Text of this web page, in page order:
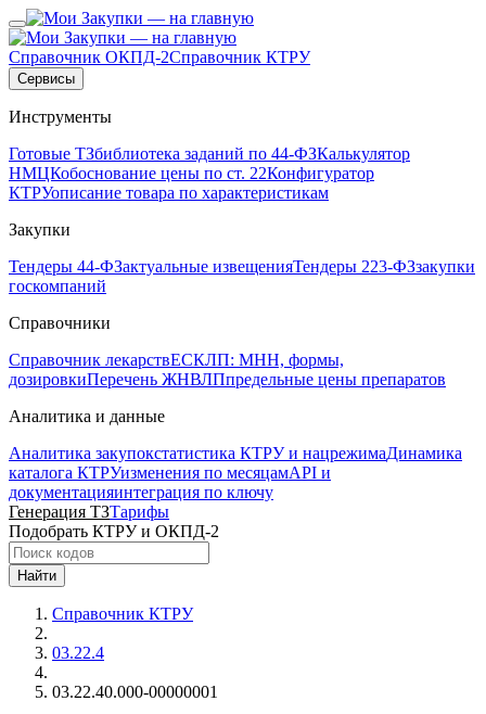
Справочник ОКПД-2Справочник КТРУ
Сервисы
Инструменты
Готовые ТЗбиблиотека заданий по 44-ФЗКалькулятор
НМЦКобоснование цены по ст. 22Конфигуратор
КТРУописание товара по характеристикам
Закупки
Тендеры 44-ФЗактуальные извещенияТендеры 223-ФЗзакупки
госкомпаний
Справочники
Справочник лекарствЕСКЛП: МНН, формы,
дозировкиПеречень ЖНВЛПпредельные цены препаратов
Аналитика и данные
Аналитика закупокстатистика КТРУ и нацрежимаДинамика
каталога КТРУизменения по месяцамAPI и
документацияинтеграция по ключу
Генерация ТЗТарифы
Подобрать КТРУ и ОКПД-2
Найти
Справочник КТРУ
03.22.4
03.22.40.000-00000001